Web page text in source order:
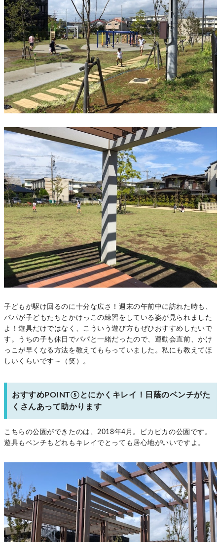
子どもが駆け回るのに十分な広さ！週末の午前中に訪れた時も、
パパが子どもたちとかけっこの練習をしている姿が見られました
よ！遊具だけではなく、こういう遊び方もぜひおすすめしたいで
す。うちの子も休日でパパと一緒だったので、運動会直前、かけ
っこが早くなる方法を教えてもらっていました。私にも教えてほ
しいくらいです～（笑）。
おすすめPOINT⑤とにかくキレイ！日蔭のベンチがた
くさんあって助かります
こちらの公園ができたのは、2018年4月。ピカピカの公園です。
遊具もベンチもどれもキレイでとっても居心地がいいですよ。